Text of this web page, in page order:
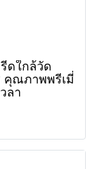
ดใกล้วัด
คุณภาพพรีเมี่
ลา